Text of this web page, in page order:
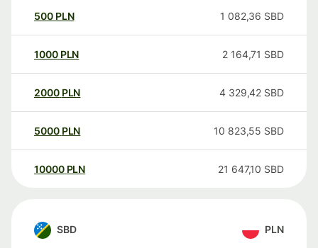
500 PLN 1 082,36 SBD
1000 PLN 2 164,71 SBD
2000 PLN 4 329,42 SBD
5000 PLN 10 823,55 SBD
10000 PLN 21 647,10 SBD
SBD PLN